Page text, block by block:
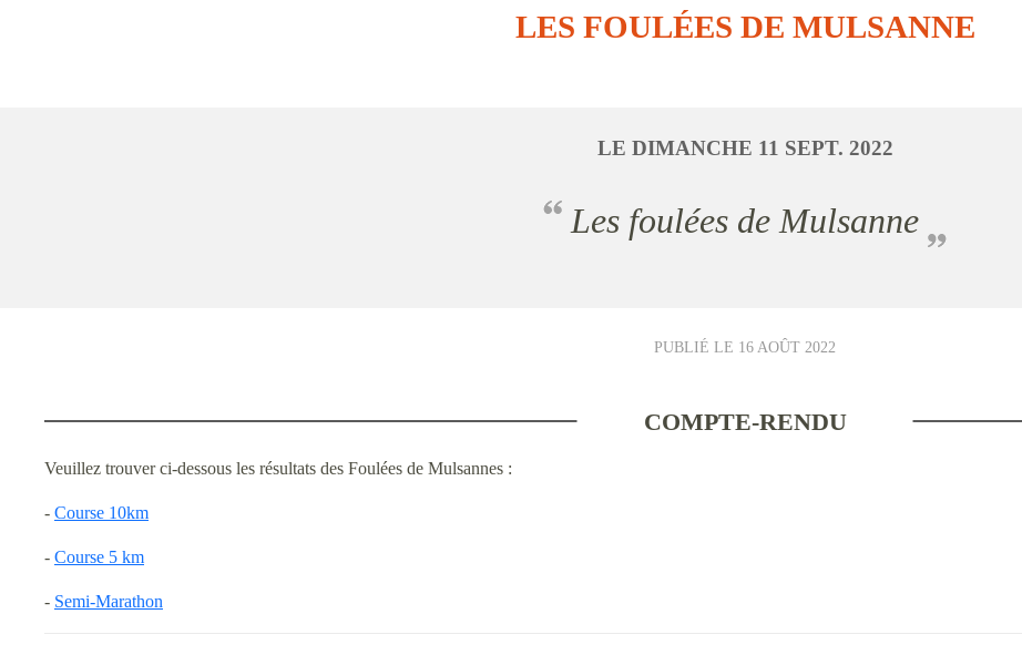
LES FOULÉES DE MULSANNE
LE DIMANCHE 11 SEPT. 2022
Les foulées de Mulsanne
PUBLIÉ LE 16 AOÛT 2022
COMPTE-RENDU
Veuillez trouver ci-dessous les résultats des Foulées de Mulsannes :
- Course 10km
- Course 5 km
- Semi-Marathon